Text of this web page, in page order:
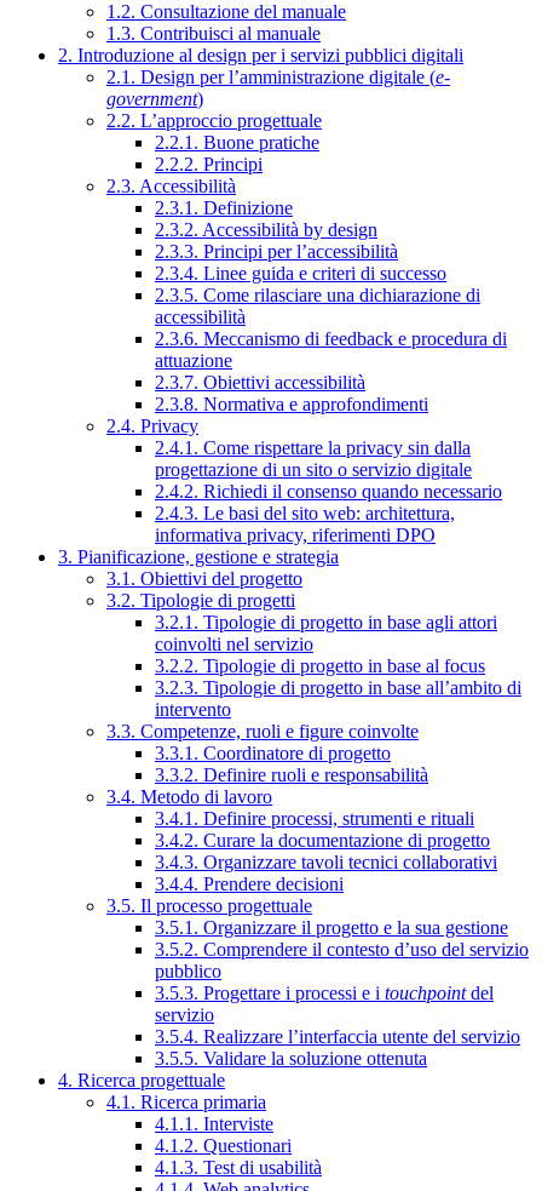
1.2. Consultazione del manuale
1.3. Contribuisci al manuale
2. Introduzione al design per i servizi pubblici digitali
2.1. Design per l’amministrazione digitale (e-
government)
2.2. L’approccio progettuale
2.2.1. Buone pratiche
2.2.2. Principi
2.3. Accessibilità
2.3.1. Definizione
2.3.2. Accessibilità by design
2.3.3. Principi per l’accessibilità
2.3.4. Linee guida e criteri di successo
2.3.5. Come rilasciare una dichiarazione di
accessibilità
2.3.6. Meccanismo di feedback e procedura di
attuazione
2.3.7. Obiettivi accessibilità
2.3.8. Normativa e approfondimenti
2.4. Privacy
2.4.1. Come rispettare la privacy sin dalla
progettazione di un sito o servizio digitale
2.4.2. Richiedi il consenso quando necessario
2.4.3. Le basi del sito web: architettura,
informativa privacy, riferimenti DPO
3. Pianificazione, gestione e strategia
3.1. Obiettivi del progetto
3.2. Tipologie di progetti
3.2.1. Tipologie di progetto in base agli attori
coinvolti nel servizio
3.2.2. Tipologie di progetto in base al focus
3.2.3. Tipologie di progetto in base all’ambito di
intervento
3.3. Competenze, ruoli e figure coinvolte
3.3.1. Coordinatore di progetto
3.3.2. Definire ruoli e responsabilità
3.4. Metodo di lavoro
3.4.1. Definire processi, strumenti e rituali
3.4.2. Curare la documentazione di progetto
3.4.3. Organizzare tavoli tecnici collaborativi
3.4.4. Prendere decisioni
3.5. Il processo progettuale
3.5.1. Organizzare il progetto e la sua gestione
3.5.2. Comprendere il contesto d’uso del servizio
pubblico
3.5.3. Progettare i processi e i touchpointdel
servizio
3.5.4. Realizzare l’interfaccia utente del servizio
3.5.5. Validare la soluzione ottenuta
4. Ricerca progettuale
4.1. Ricerca primaria
4.1.1. Interviste
4.1.2. Questionari
4.1.3. Test di usabilità